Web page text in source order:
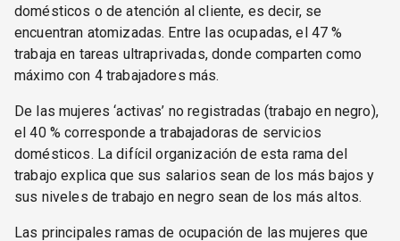
domésticos o de atención al cliente, es decir, se
encuentran atomizadas. Entre las ocupadas, el 47 %
trabaja en tareas ultraprivadas, donde comparten como
máximo con 4 trabajadores más.
De las mujeres ‘activas’ no registradas (trabajo en negro),
el 40 % corresponde a trabajadoras de servicios
domésticos. La difícil organización de esta rama del
trabajo explica que sus salarios sean de los más bajos y
sus niveles de trabajo en negro sean de los más altos.
Las principales ramas de ocupación de las mujeres que